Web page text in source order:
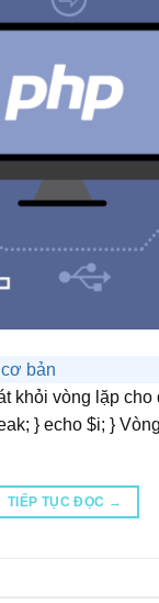
bản
khỏi vòng lặp
} echo $i; }
TIẾP TỤC ĐỌC →